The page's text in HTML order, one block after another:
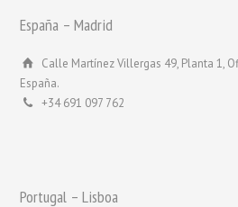
España – Madrid
Calle Martínez Villergas 49, Planta 1,
España.
+34 691 097 762
Portugal – Lisboa